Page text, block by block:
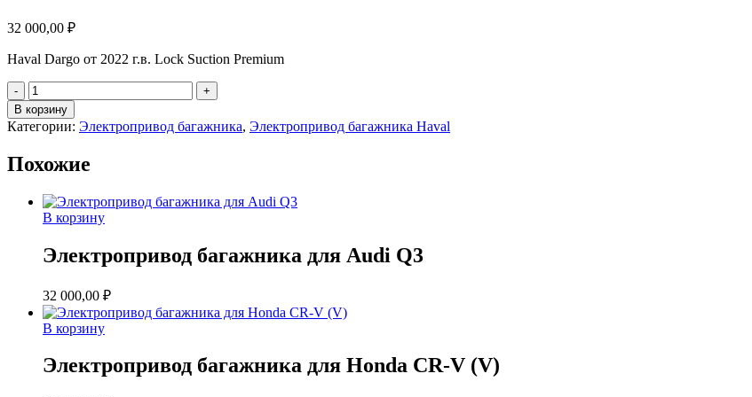
32 000,00 ₽
Haval Dargo от 2022 г.в. Lock Suction Premium
Количество
товара
Электропривод
багажника
Haval
Lock
Suction
В корзину
Категории: Электропривод багажника, Электропривод багажника Haval
Похожие
В корзину
Электропривод багажника для Audi Q3
32 000,00 ₽
В корзину
Электропривод багажника для Honda CR-V (V)